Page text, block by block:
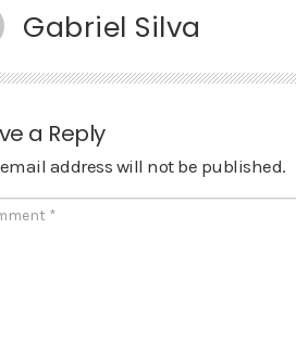
Gabriel Silva
a Reply
address will not be published.